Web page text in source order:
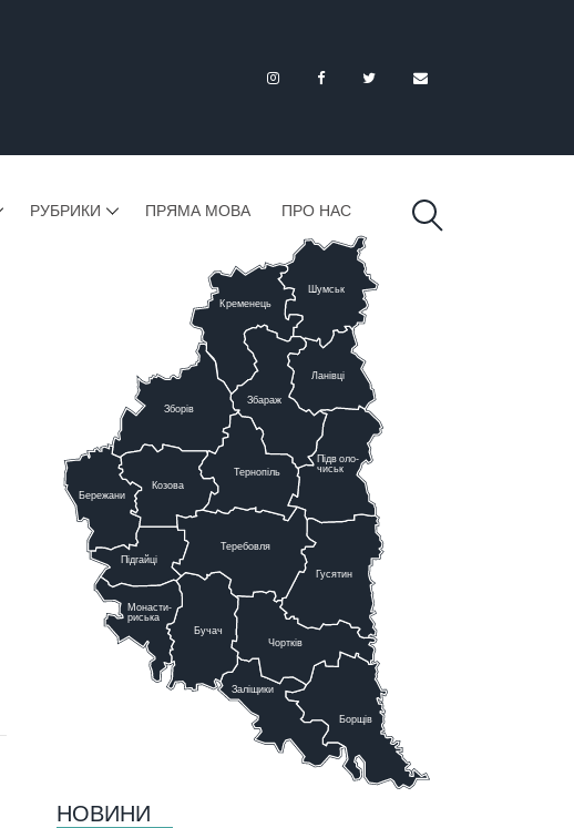
РУБРИКИ ПРЯМА МОВА ПРО НАС
Тернопіль
Теребовля
Бучач
Заліщики
Борщів
Чортків
Гусятин
Підволо-
чиськ
Ланівці
Збараж
Шумськ
Кременець
Козова
Бережани
Підгайці
Зборів
Монасти-
риська
НОВИНИ